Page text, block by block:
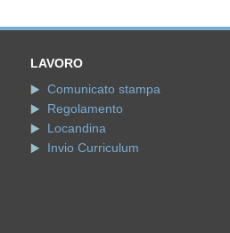
LAVORO
Comunicato stampa
Regolamento
Locandina
Invio Curriculum